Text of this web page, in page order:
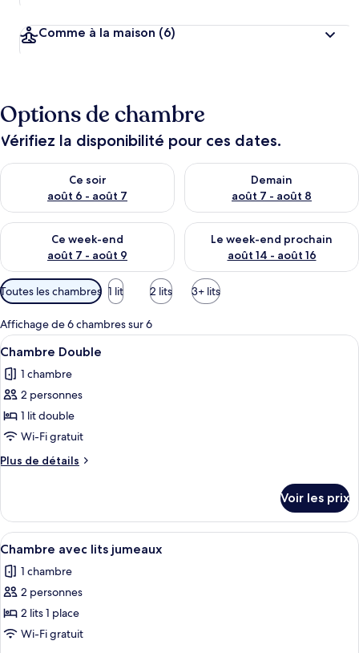
Comme à la maison (6)
Options de chambre
Vérifiez la disponibilité pour ces dates.
Ce soir
août 6 - août 7
Vérifier la disponibilité pour ce soir août 6 - août 7
Demain
août 7 - août 8
Vérifier la disponibilité pour
Ce week-end
août 7 - août 9
Vérifier la disponibilité pour ce week-end août 7 - août 9
Le week-end prochain
août 14 - août 16
Vérifier la disponibilité pour
Filtres
disponibles
pour
les
chambres
Toutes les chambres 1 lit 2 lits 3+ lits
Affichage de 6 chambres sur 6
Afficher
toutes
les
photos
pour
ce
type
de
Chambre
Double
Une chambre d’hôtel avec un lit,
7
Chambre Double
1 chambre
2 personnes
1 lit double
Wi-Fi gratuit
Plus de détails
Plus
le
type
de
Chambre
Double
Voir les prix
Afficher
toutes
les
photos
pour
ce
Une chambre d’hôtel comprenant
5
Chambre avec lits jumeaux
1 chambre
2 personnes
2 lits 1 place
Wi-Fi gratuit